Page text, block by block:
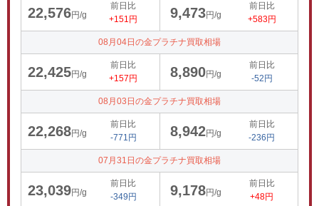
22,576円/g
前日比
+151円
9,473円/g
前日比
+583円
08月04日の金プラチナ買取相場
22,425円/g
前日比
+157円
8,890円/g
前日比
-52円
08月03日の金プラチナ買取相場
22,268円/g
前日比
-771円
8,942円/g
前日比
-236円
07月31日の金プラチナ買取相場
23,039円/g
前日比
-349円
9,178円/g
前日比
+48円